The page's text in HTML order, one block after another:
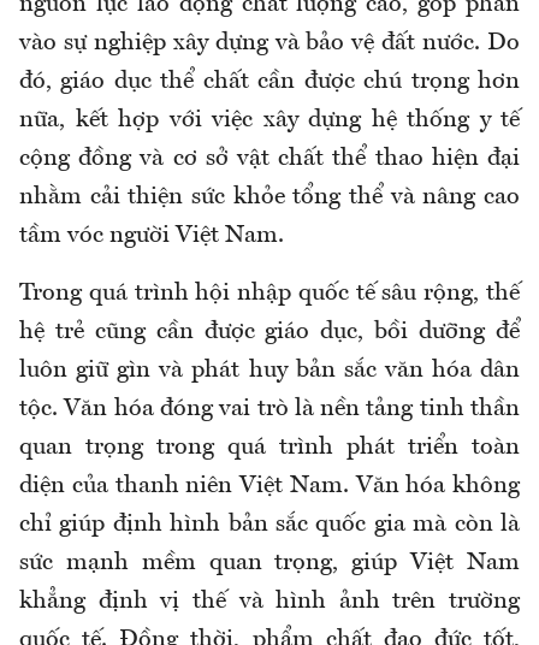
nguồn lực lao động chất lượng cao, góp phần
vào sự nghiệp xây dựng và bảo vệ đất nước. Do
đó, giáo dục thể chất cần được chú trọng hơn
nữa, kết hợp với việc xây dựng hệ thống y tế
cộng đồng và cơ sở vật chất thể thao hiện đại
nhằm cải thiện sức khỏe tổng thể và nâng cao
tầm vóc người Việt Nam.
Trong quá trình hội nhập quốc tế sâu rộng, thế
hệ trẻ cũng cần được giáo dục, bồi dưỡng để
luôn giữ gìn và phát huy bản sắc văn hóa dân
tộc. Văn hóa đóng vai trò là nền tảng tinh thần
quan trọng trong quá trình phát triển toàn
diện của thanh niên Việt Nam. Văn hóa không
chỉ giúp định hình bản sắc quốc gia mà còn là
sức mạnh mềm quan trọng, giúp Việt Nam
khẳng định vị thế và hình ảnh trên trường